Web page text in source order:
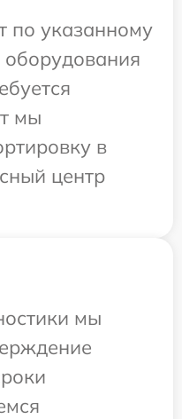
по указанному
мы
в
центр
мы